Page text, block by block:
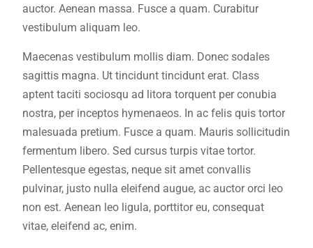
auctor. Aenean massa. Fusce a quam. Curabitur
vestibulum aliquam leo.
Maecenas vestibulum mollis diam. Donec sodales
sagittis magna. Ut tincidunt tincidunt erat. Class
aptent taciti sociosqu ad litora torquent per conubia
nostra, per inceptos hymenaeos. In ac felis quis tortor
malesuada pretium. Fusce a quam. Mauris sollicitudin
fermentum libero. Sed cursus turpis vitae tortor.
Pellentesque egestas, neque sit amet convallis
pulvinar, justo nulla eleifend augue, ac auctor orci leo
non est. Aenean leo ligula, porttitor eu, consequat
vitae, eleifend ac, enim.